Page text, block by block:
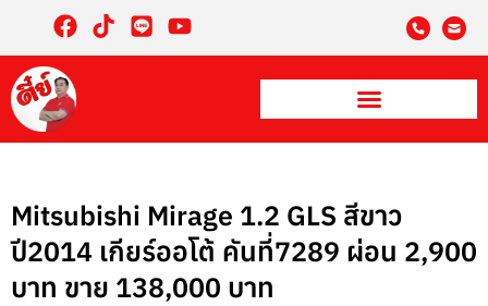
Mitsubishi Mirage 1.2 GLS สีขาว
ปี2014 เกียร์ออโต้ คันที่7289 ผ่อน 2,900
บาท ขาย 138,000 บาท